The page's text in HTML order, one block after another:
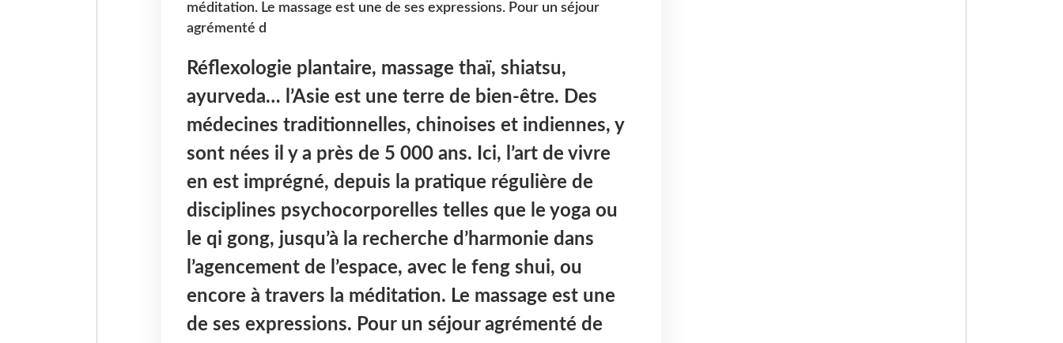
méditation. Le massage est une de ses expressions. Pour un séjour
agrémenté d
Réflexologie plantaire, massage thaï, shiatsu,
ayurveda… l’Asie est une terre de bien-être. Des
médecines traditionnelles, chinoises et indiennes, y
sont nées il y a près de 5 000 ans. Ici, l’art de vivre
en est imprégné, depuis la pratique régulière de
disciplines psychocorporelles telles que le yoga ou
le qi gong, jusqu’à la recherche d’harmonie dans
l’agencement de l’espace, avec le feng shui, ou
encore à travers la méditation. Le massage est une
de ses expressions. Pour un séjour agrémenté de